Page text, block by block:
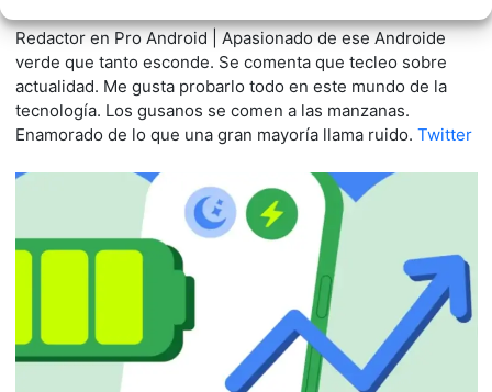
Redactor en Pro Android | Apasionado de ese Androide
verde que tanto esconde. Se comenta que tecleo sobre
actualidad. Me gusta probarlo todo en este mundo de la
tecnología. Los gusanos se comen a las manzanas.
Enamorado de lo que una gran mayoría llama ruido. Twitter